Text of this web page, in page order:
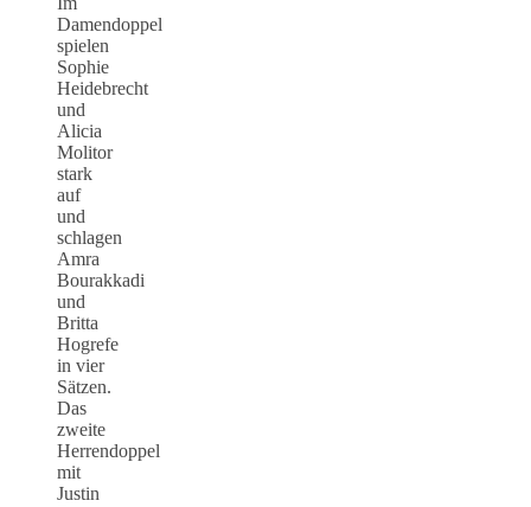
Damendoppel
spielen
Sophie
Heidebrecht
und
Alicia
Molitor
stark
auf
und
schlagen
Amra
Bourakkadi
und
Britta
Hogrefe
in vier
Sätzen.
Das
zweite
Herrendoppel
mit
Justin